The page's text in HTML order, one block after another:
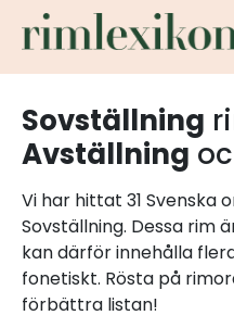
Sovställning
Avställning
Vi har hittat 31 Svenska
Sovställning. Dessa rim
kan därför innehålla
fonetiskt. Rösta på
förbättra listan!